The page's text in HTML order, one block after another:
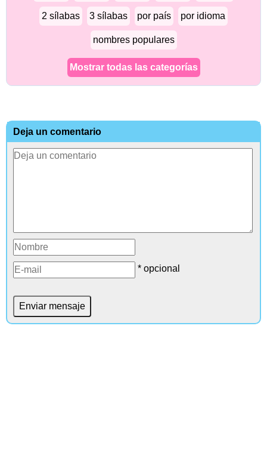
2 sílabas 3 sílabas por país por idioma
nombres populares
Mostrar todas las categorías
Deja un comentario
* opcional